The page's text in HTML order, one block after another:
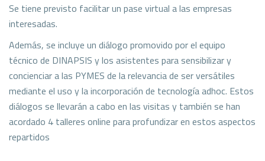
Se tiene previsto facilitar un pase virtual a las empresas
interesadas.
Además, se incluye un diálogo promovido por el equipo
técnico de DINAPSIS y los asistentes para sensibilizar y
concienciar a las PYMES de la relevancia de ser versátiles
mediante el uso y la incorporación de tecnología adhoc. Estos
diálogos se llevarán a cabo en las visitas y también se han
acordado 4 talleres online para profundizar en estos aspectos
repartidos